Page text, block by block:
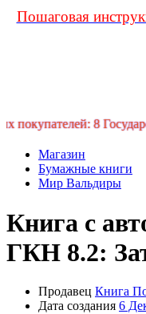
Пошаговая
8
Магазин
Бумажные книги
Мир Вальдиры
Книга с
ГКН 8.2:
Продавец Книга
Дата создания 6